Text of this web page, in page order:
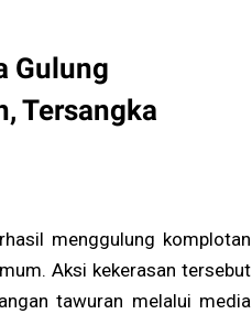
Gulung
Tersangka
menggulung komplotan
Aksi kekerasan tersebut
tawuran melalui media